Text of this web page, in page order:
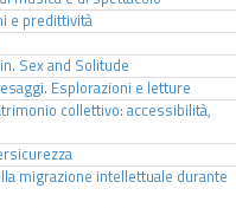
e predittività
Sex and Solitude
Esplorazioni e letture
collettivo: accessibilità,
migrazione intellettuale durante